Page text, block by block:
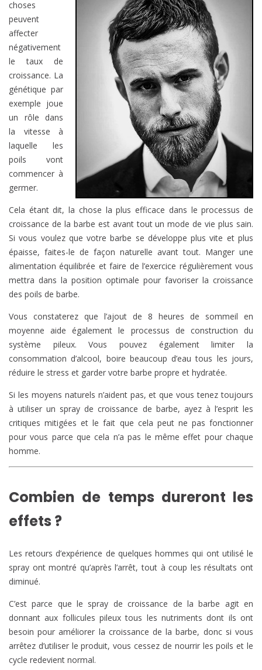
choses
peuvent
affecter
négativement
le taux de
croissance. La
génétique par
exemple joue
un rôle dans
la vitesse à
laquelle les
poils vont
commencer à
germer.
Cela étant dit, la chose la plus efficace dans le processus de
croissance de la barbe est avant tout un mode de vie plus sain.
Si vous voulez que votre barbe se développe plus vite et plus
épaisse, faites-le de façon naturelle avant tout. Manger une
alimentation équilibrée et faire de l’exercice régulièrement vous
mettra dans la position optimale pour favoriser la croissance
des poils de barbe.
Vous constaterez que l’ajout de 8 heures de sommeil en
moyenne aide également le processus de construction du
système pileux. Vous pouvez également limiter la
consommation d’alcool, boire beaucoup d’eau tous les jours,
réduire le stress et garder votre barbe propre et hydratée.
Si les moyens naturels n’aident pas, et que vous tenez toujours
à utiliser un spray de croissance de barbe, ayez à l’esprit les
critiques mitigées et le fait que cela peut ne pas fonctionner
pour vous parce que cela n’a pas le même effet pour chaque
homme.
Combien de temps dureront les
effets ?
Les retours d’expérience de quelques hommes qui ont utilisé le
spray ont montré qu’après l’arrêt, tout à coup les résultats ont
diminué.
C’est parce que le spray de croissance de la barbe agit en
donnant aux follicules pileux tous les nutriments dont ils ont
besoin pour améliorer la croissance de la barbe, donc si vous
arrêtez d’utiliser le produit, vous cessez de nourrir les poils et le
cycle redevient normal.